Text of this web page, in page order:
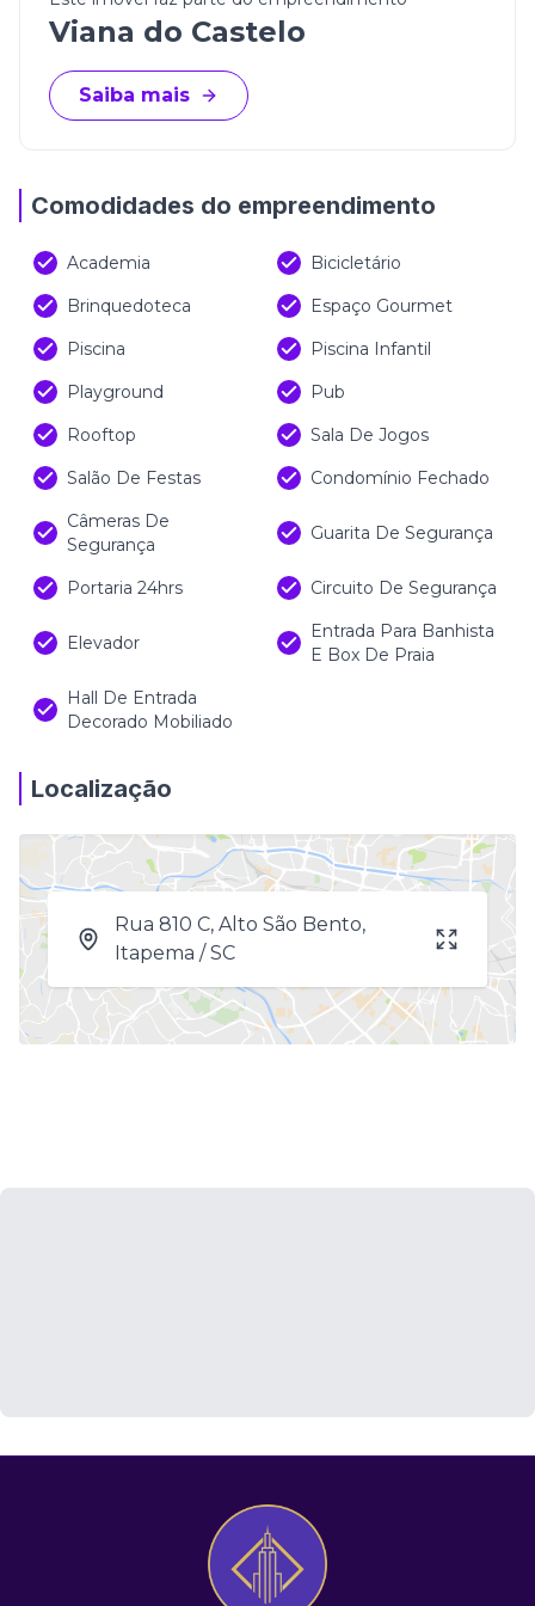
deseja viver em um apartamento moderno, bem
planejado e situado em uma região que une
tranquilidade e valorização. Um lugar onde você e
sua família podem desfrutar de qualidade de vida
Empreendimento:
(Os valores estão sujeitos à alteração sem aviso
prévio)
Viana do Castelo
Saiba mais
Comodidades do empreendimento
Academia
Bicicletário
Brinquedoteca
Espaço Gourmet
Piscina
Piscina Infantil
Playground
Pub
Rooftop
Sala De Jogos
Salão De Festas
Condomínio Fechado
Câmeras De
Segurança
Guarita De Segurança
Portaria 24hrs Circuito De Segurança
Elevador
Entrada Para Banhista
E Box De Praia
Hall De Entrada
Decorado Mobiliado
Localização
Rua 810 C, Alto São Bento,
Itapema / SC